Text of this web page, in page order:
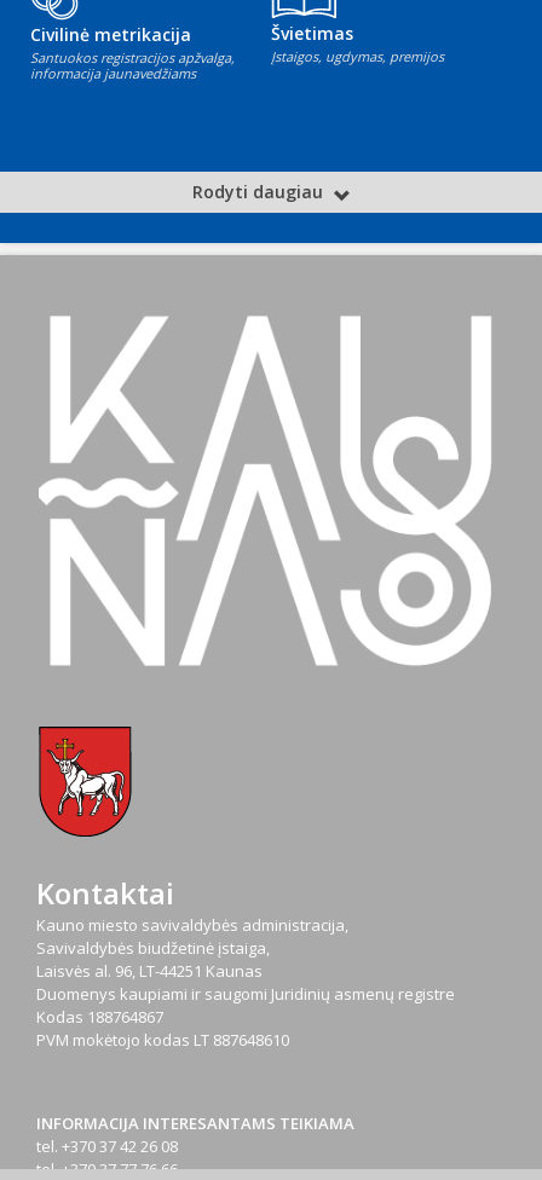
Civilinė metrikacija
Santuokos registracijos apžvalga,
informacija jaunavedžiams
Švietimas
Įstaigos, ugdymas, premijos
Rodyti daugiau
Kontaktai
Kauno miesto savivaldybės administracija,
Savivaldybės biudžetinė įstaiga,
Laisvės al. 96, LT-44251 Kaunas
Duomenys kaupiami ir saugomi Juridinių asmenų registre
Kodas 188764867
PVM mokėtojo kodas LT 887648610
INFORMACIJA INTERESANTAMS TEIKIAMA
tel. +370 37 42 26 08
tel. +370 37 77 76 66